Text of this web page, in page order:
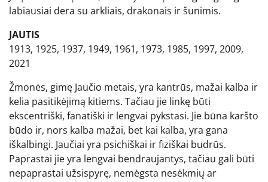
labiausiai dera su arkliais, drakonais ir šunimis.
JAUTIS
1913, 1925, 1937, 1949, 1961, 1973, 1985, 1997, 2009,
2021
Žmonės, gimę Jaučio metais, yra kantrūs, mažai kalba ir
kelia pasitikėjimą kitiems. Tačiau jie linkę būti
ekscentriški, fanatiški ir lengvai pykstasi. Jie būna karšto
būdo ir, nors kalba mažai, bet kai kalba, yra gana
iškalbingi. Jaučiai yra psichiškai ir fiziškai budrūs.
Paprastai jie yra lengvai bendraujantys, tačiau gali būti
nepaprastai užsispyrę, nemėgsta nesėkmių ar